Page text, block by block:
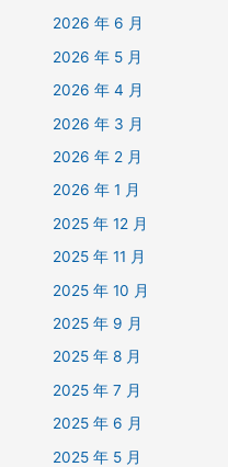
2026 年 6 月
2026 年 5 月
2026 年 4 月
2026 年 3 月
2026 年 2 月
2026 年 1 月
2025 年 12 月
2025 年 11 月
2025 年 10 月
2025 年 9 月
2025 年 8 月
2025 年 7 月
2025 年 6 月
2025 年 5 月